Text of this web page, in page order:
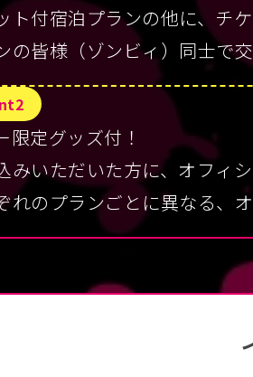
ト付宿泊プランの他に、チ
の皆様（ゾンビィ）同士で
限定グッズ付！
みいただいた方に、オフィ
れのプランごとに異なる、